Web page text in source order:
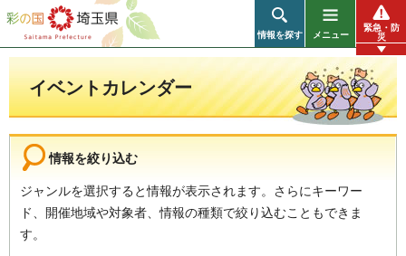
彩の国 埼玉県
情報を探す メニュー
緊急・防
災
イベントカレンダー
情報を絞り込む
ジャンルを選択すると情報が表示されます。さらにキーワー
ド、開催地域や対象者、情報の種類で絞り込むこともできま
す。